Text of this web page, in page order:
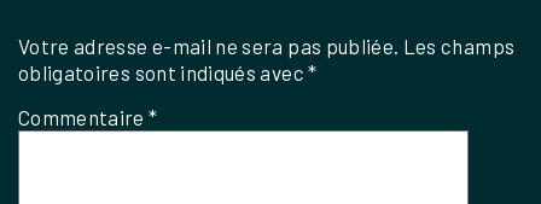
Votre adresse e-mail ne sera pas publiée. Les champs
obligatoires sont indiqués avec*
Commentaire*